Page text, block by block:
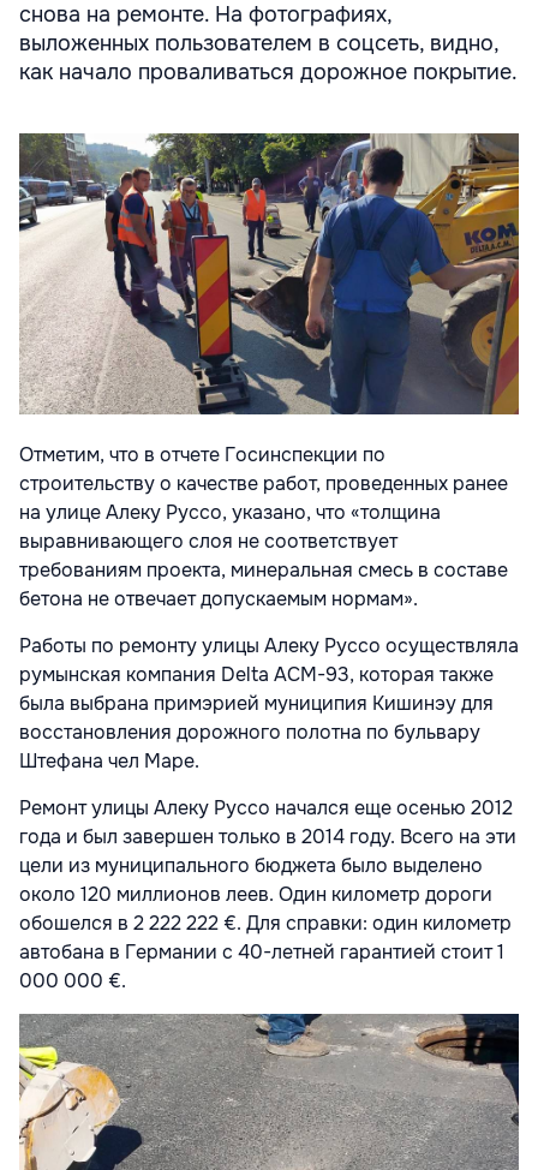
снова на ремонте. На фотографиях,
выложенных пользователем в соцсеть, видно,
как начало проваливаться дорожное покрытие.
Отметим, что в отчете Госинспекции по
строительству о качестве работ, проведенных ранее
на улице Алеку Руссо, указано, что «толщина
выравнивающего слоя не соответствует
требованиям проекта, минеральная смесь в составе
бетона не отвечает допускаемым нормам».
Работы по ремонту улицы Алеку Руссо осуществляла
румынская компания Delta ACM-93, которая также
была выбрана примэрией муниципия Кишинэу для
восстановления дорожного полотна по бульвару
Штефана чел Маре.
Ремонт улицы Алеку Руссо начался еще осенью 2012
года и был завершен только в 2014 году. Всего на эти
цели из муниципального бюджета было выделено
около 120 миллионов леев. Один километр дороги
обошелся в 2 222 222 €. Для справки: один километр
автобана в Германии с 40-летней гарантией стоит 1
000 000 €.